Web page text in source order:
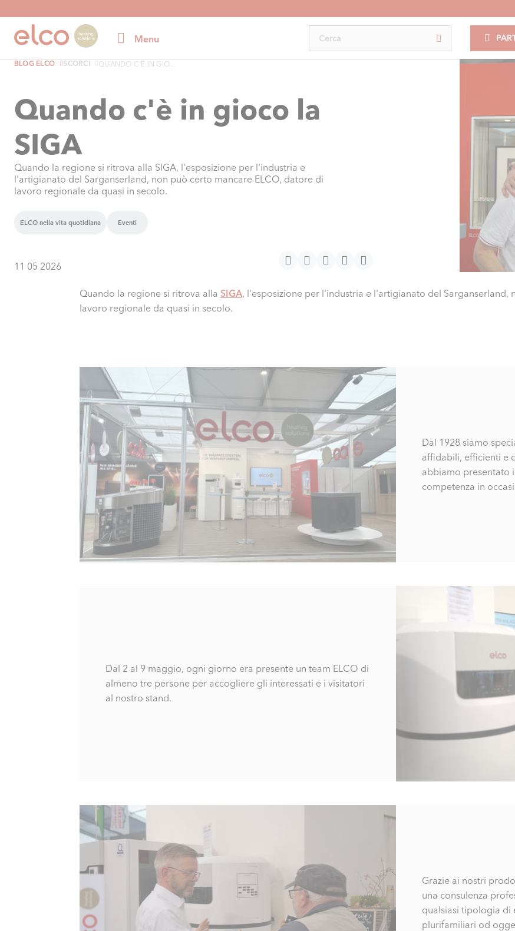
Menu
BLOG ELCO SCORCI QUANDO C'È IN GIO...
Quando c'è in gioco la
SIGA
Quando la regione si ritrova alla SIGA, l'esposizione per l'industria e
l'artigianato del Sarganserland, non può certo mancare ELCO, datore di
lavoro regionale da quasi in secolo.
ELCO nella vita quotidiana Eventi
11 05 2026
Quando la regione si ritrova alla SIGA, l'esposizione per l'industria e l'artigianato del Sarganserland,
lavoro regionale da quasi in secolo.
Dal 1928 siamo
affidabili, efficienti e
abbiamo presentato
competenza in
Dal 2 al 9 maggio, ogni giorno era presente un team ELCO di
almeno tre persone per accogliere gli interessati e i visitatori
al nostro stand.
Grazie ai nostri
una consulenza
qualsiasi tipologia di
plurifamiliari od